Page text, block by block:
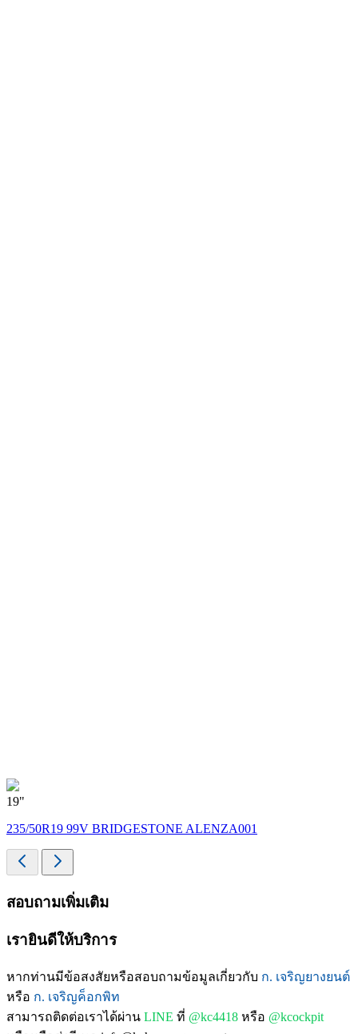
19"
235/50R19 99V BRIDGESTONE ALENZA001
สอบถามเพิ่มเติม
เรายินดีให้บริการ
หากท่านมีข้อสงสัยหรือสอบถามข้อมูลเกี่ยวกับ ก. เจริญยางยนต์
หรือ ก. เจริญค็อกพิท
สามารถติดต่อเราได้ผ่าน LINE ที่ @kc4418 หรือ @kcockpit